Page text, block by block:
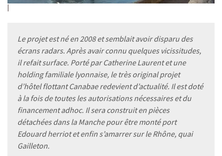
Le projet est né en 2008 et semblait avoir disparu des
écrans radars. Après avair connu quelques vicissitudes,
il refait surface. Porté par Catherine Laurent et une
holding familiale lyonnaise, le très original projet
d’hôtel flottant Canabae redevient d’actualité. Il est doté
à la fois de toutes les autorisations nécessaires et du
financement adhoc. Il sera construit en pièces
détachées dans la Manche pour être monté port
Edouard herriot et enfin s’amarrer sur le Rhône, quai
Gailleton.